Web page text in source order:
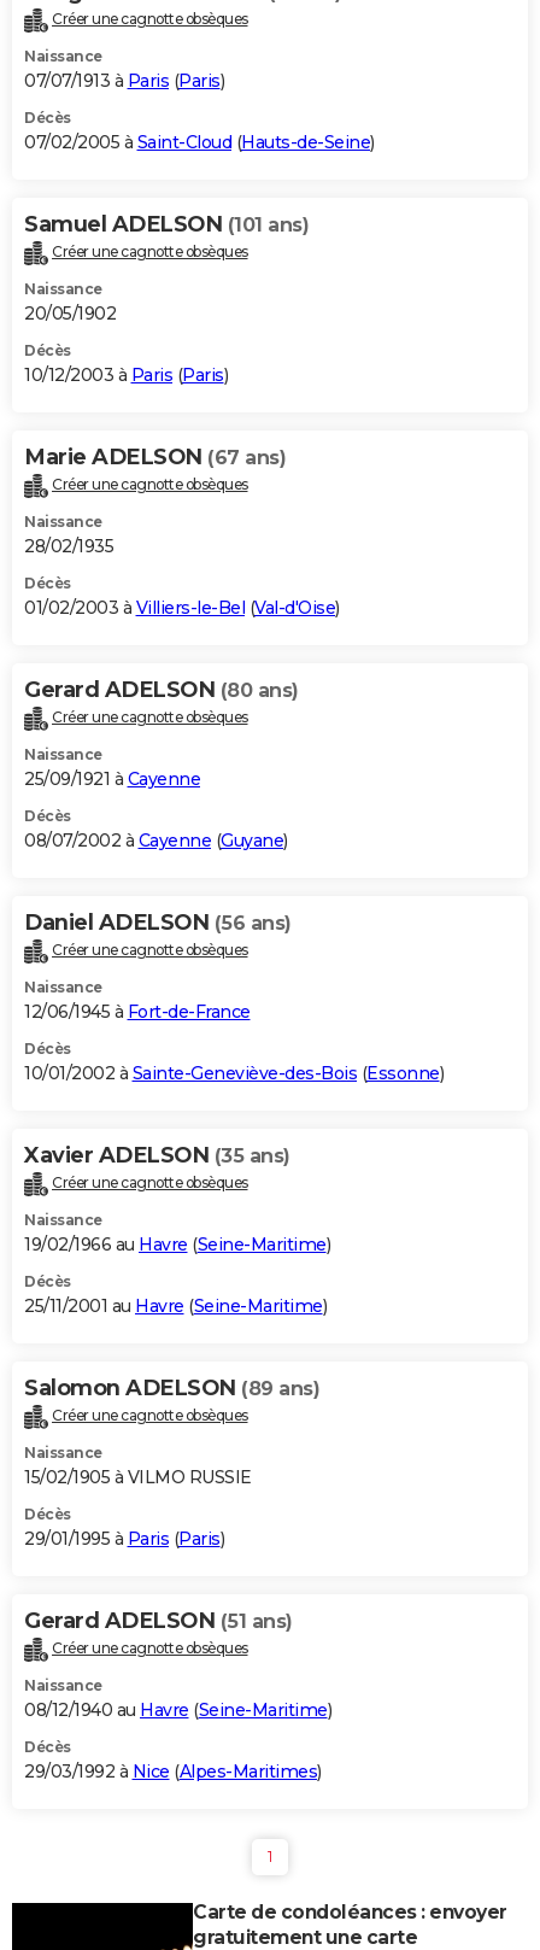
Créer une cagnotte obsèques
Naissance
07/07/1913 à Paris (Paris)
Décès
07/02/2005 à Saint-Cloud (Hauts-de-Seine)
Samuel ADELSON (101 ans)
Créer une cagnotte obsèques
Naissance
20/05/1902
Décès
10/12/2003 à Paris (Paris)
Marie ADELSON (67 ans)
Créer une cagnotte obsèques
Naissance
28/02/1935
Décès
01/02/2003 à Villiers-le-Bel (Val-d'Oise)
Gerard ADELSON (80 ans)
Créer une cagnotte obsèques
Naissance
25/09/1921 à Cayenne
Décès
08/07/2002 à Cayenne (Guyane)
Daniel ADELSON (56 ans)
Créer une cagnotte obsèques
Naissance
12/06/1945 à Fort-de-France
Décès
10/01/2002 à Sainte-Geneviève-des-Bois (Essonne)
Xavier ADELSON (35 ans)
Créer une cagnotte obsèques
Naissance
19/02/1966 au Havre (Seine-Maritime)
Décès
25/11/2001 au Havre (Seine-Maritime)
Salomon ADELSON (89 ans)
Créer une cagnotte obsèques
Naissance
15/02/1905 à VILMO RUSSIE
Décès
29/01/1995 à Paris (Paris)
Gerard ADELSON (51 ans)
Créer une cagnotte obsèques
Naissance
08/12/1940 au Havre (Seine-Maritime)
Décès
29/03/1992 à Nice (Alpes-Maritimes)
1
Carte de condoléances : envoyer
gratuitement une carte